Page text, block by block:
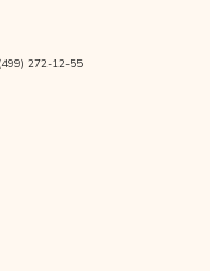
272-12-55